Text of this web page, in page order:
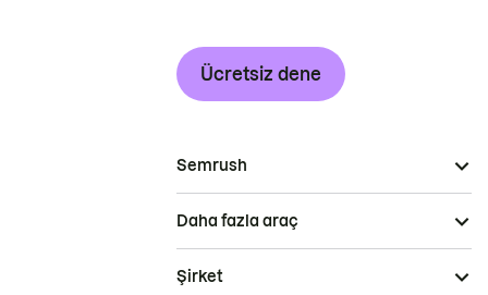
Ücretsiz dene
Semrush
Daha fazla araç
Şirket